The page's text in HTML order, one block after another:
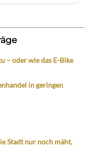
– oder wie das E-Bike
in geringen
Stadt nur noch mäht,